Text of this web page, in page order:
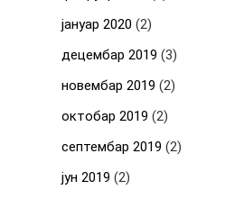
јануар 2020 (2)
децембар 2019 (3)
новембар 2019 (2)
октобар 2019 (2)
септембар 2019 (2)
јун 2019 (2)